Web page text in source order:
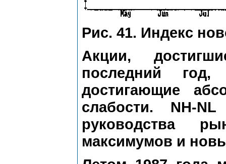
Рис. 41. Индекс
Акции,
последний
достигающие
слабости. NH-
руководства
максимумов и